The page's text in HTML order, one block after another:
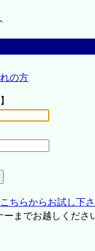
の方
ちらからお試し下
までお越しくださ